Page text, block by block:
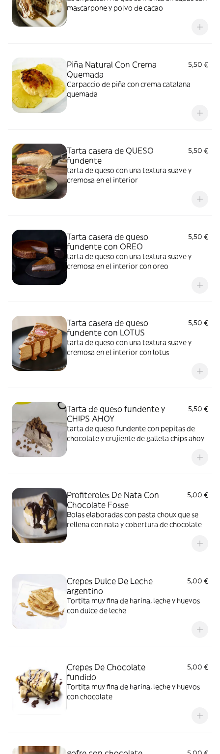
mascarpone y polvo de cacao
Piña Natural Con Crema
Quemada
5,50 €
Carpaccio de piña con crema catalana
quemada
Tarta casera de QUESO
fundente
5,50 €
tarta de queso con una textura suave y
cremosa en el interior
Tarta casera de queso
fundente con OREO
5,50 €
tarta de queso con una textura suave y
cremosa en el interior con oreo
Tarta casera de queso
fundente con LOTUS
5,50 €
tarta de queso con una textura suave y
cremosa en el interior con lotus
Tarta de queso fundente y
CHIPS AHOY
5,50 €
tarta de queso fundente con pepitas de
chocolate y crujiente de galleta chips ahoy
Profiteroles De Nata Con
Chocolate Fosse
5,00 €
Bolas elaboradas con pasta choux que se
rellena con nata y cobertura de chocolate
Crepes Dulce De Leche
argentino
5,00 €
Tortita muy fina de harina, leche y huevos
con dulce de leche
Crepes De Chocolate
fundido
5,00 €
Tortita muy fina de harina, leche y huevos
con chocolate